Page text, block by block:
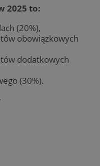
2025 to:
(20%),
obowiązkowych
dodatkowych
(30%).